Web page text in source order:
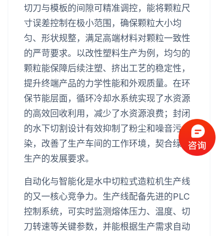
切刀与模板的间隙可精准调控，能将颗粒尺
寸误差控制在极小范围，确保颗粒大小均
匀、形状规整，满足高端材料对颗粒一致性
的严苛要求。以改性塑料生产为例，均匀的
颗粒能保障后续注塑、挤出工艺的稳定性，
提升终端产品的力学性能和外观质量。在环
保节能层面，循环冷却水系统实现了水资源
的高效回收利用，减少了水资源浪费；封闭
的水下切割设计有效抑制了粉尘和噪音污
染，改善了生产车间的工作环境，契合绿色
生产的发展要求。
自动化与智能化是水中切粒式造粒机生产线
的又一核心竞争力。生产线配备先进的PLC
控制系统，可实时监测熔体压力、温度、切
刀转速等关键参数，并能根据生产需求自动